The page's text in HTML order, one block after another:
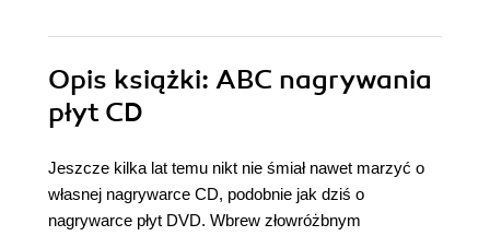
Opis książki: ABC nagrywania
płyt CD
Jeszcze kilka lat temu nikt nie śmiał nawet marzyć o
własnej nagrywarce CD, podobnie jak dziś o
nagrywarce płyt DVD. Wbrew złowróżbnym